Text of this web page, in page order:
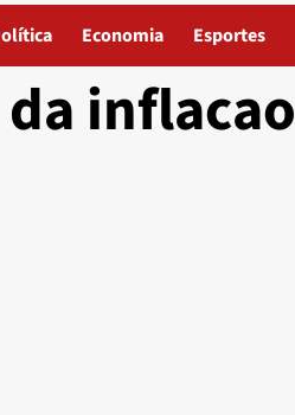
Economia Esportes
inflacao